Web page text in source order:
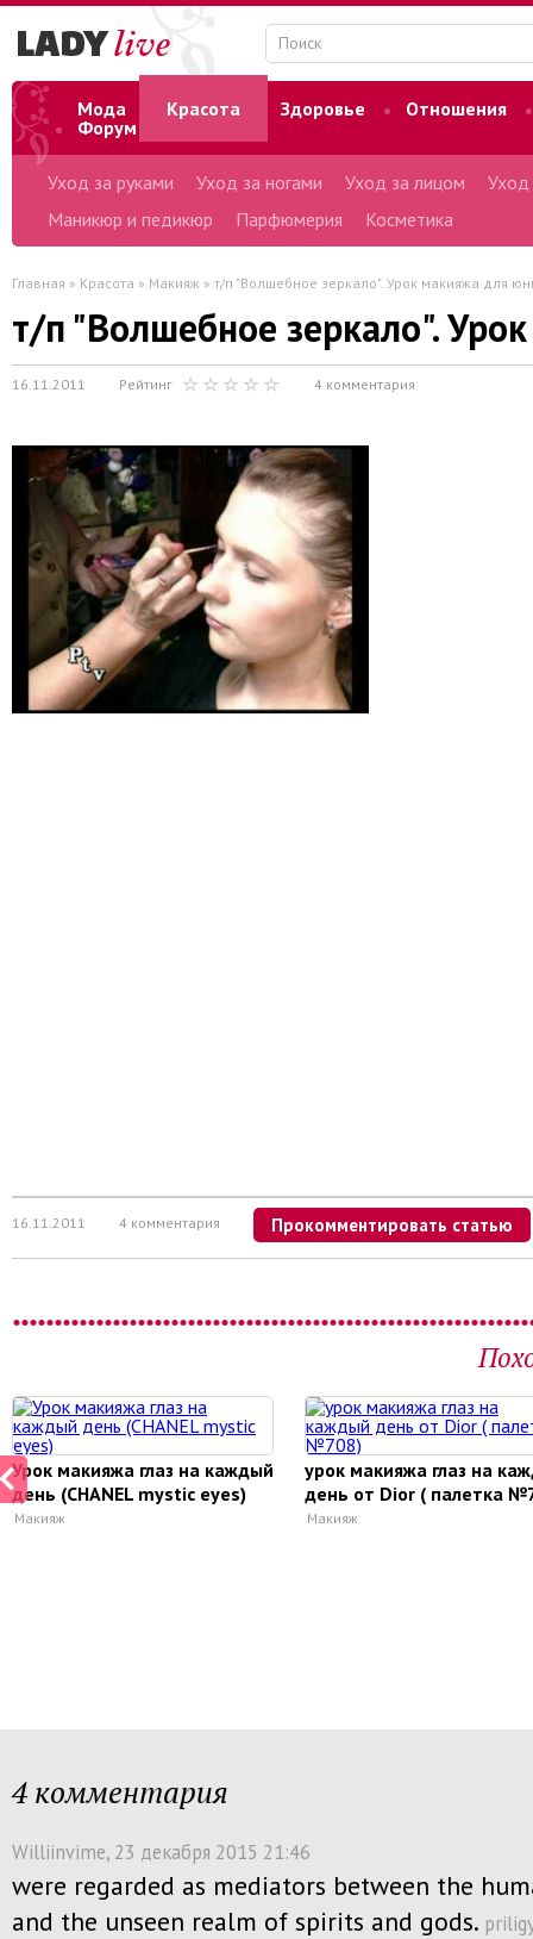
Мода Красота Здоровье
Отношения
Форум
Уход за руками Уход за ногами Уход за лицом
Уход
Маникюр и педикюр
Парфюмерия Косметика
Главная » Красота » Макияж » т/п "Волшебное зеркало". Урок макияжа для
т/п "Волшебное зеркало".
16.11.2011 Рейтинг 4 комментария
16.11.2011 4 комментария Прокомментировать статью
Урок макияжа глаз на каждый
день (CHANEL mystic eyes)
Макияж
урок макияжа глаз на
день от Dior ( палетка
Макияж
4 комментария
Williinvime, 23 декабря 2015 21:46
were regarded as mediators between the
and the unseen realm of spirits and gods.